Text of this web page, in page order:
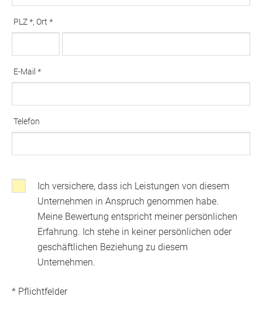
PLZ *, Ort *
E-Mail *
Telefon
Klicken, wenns Sie mit den folgenden Bedingungen einverstanden
Ich versichere, dass ich Leistungen von diesem
Unternehmen in Anspruch genommen habe.
Meine Bewertung entspricht meiner persönlichen
Erfahrung. Ich stehe in keiner persönlichen oder
geschäftlichen Beziehung zu diesem
Unternehmen.
* Pflichtfelder